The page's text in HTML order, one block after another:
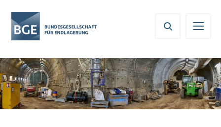
aus
Sie
direkt
zu
folgenden
Bereichen
Inhaltsbereich
Navigation
Metamenü
Servicemenü